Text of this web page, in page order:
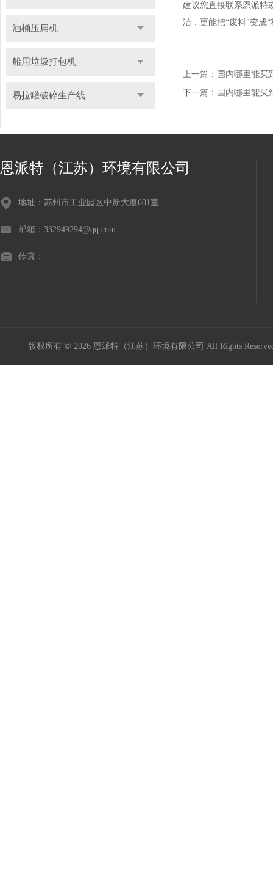
油桶压扁机
船用垃圾打包机
易拉罐破碎生产线
建议您直接联系恩派特
洁，更能把“废料"变成
上一篇： 国内哪里能买
下一篇： 国内哪里能买
恩派特（江苏）环境有限公司
地址：苏州市工业园区中新大厦601室
邮箱：332949294@qq.com
传真：
版权所有 © 2026 恩派特（江苏）环境有限公司 All Rights